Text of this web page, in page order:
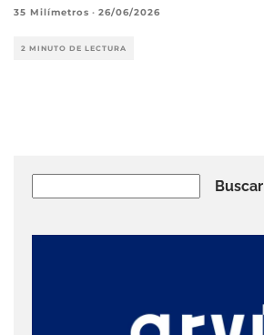
35 Milímetros · 26/06/2026
2 MINUTO DE LECTURA
Buscar